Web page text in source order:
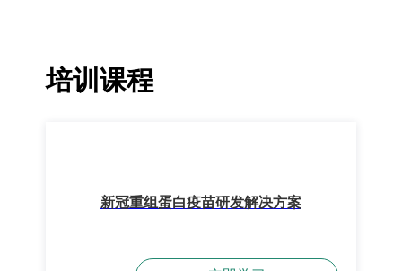
培训课程
新冠重组蛋白疫苗研发解决方案